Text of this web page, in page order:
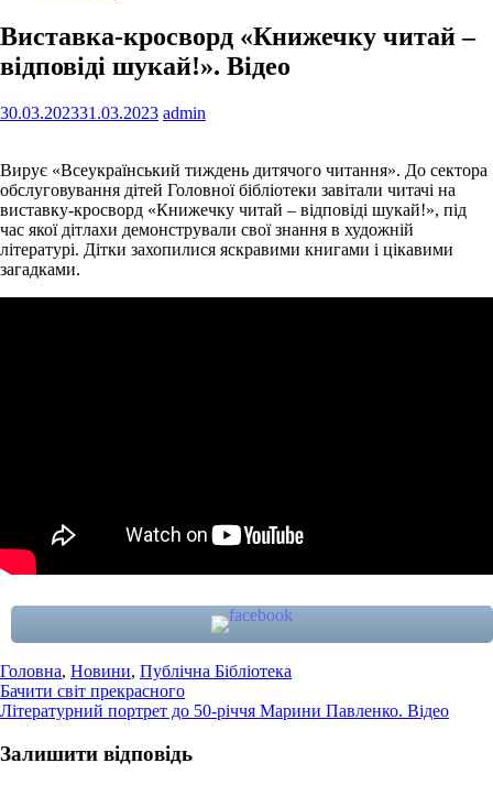
Виставка-кросворд «Книжечку читай –
відповіді шукай!». Відео
30.03.202331.03.2023 admin
Вирує «Всеукраїнський тиждень дитячого читання». До сектора
обслуговування дітей Головної бібліотеки завітали читачі на
виставку-кросворд «Книжечку читай – відповіді шукай!», під
час якої дітлахи демонстрували свої знання в художній
літературі. Дітки захопилися яскравими книгами і цікавими
загадками.
Головна, Новини, Публічна Бібліотека
Навігація
записів
Бачити світ прекрасного
Літературний портрет до 50-річчя Марини Павленко. Відео
Залишити відповідь